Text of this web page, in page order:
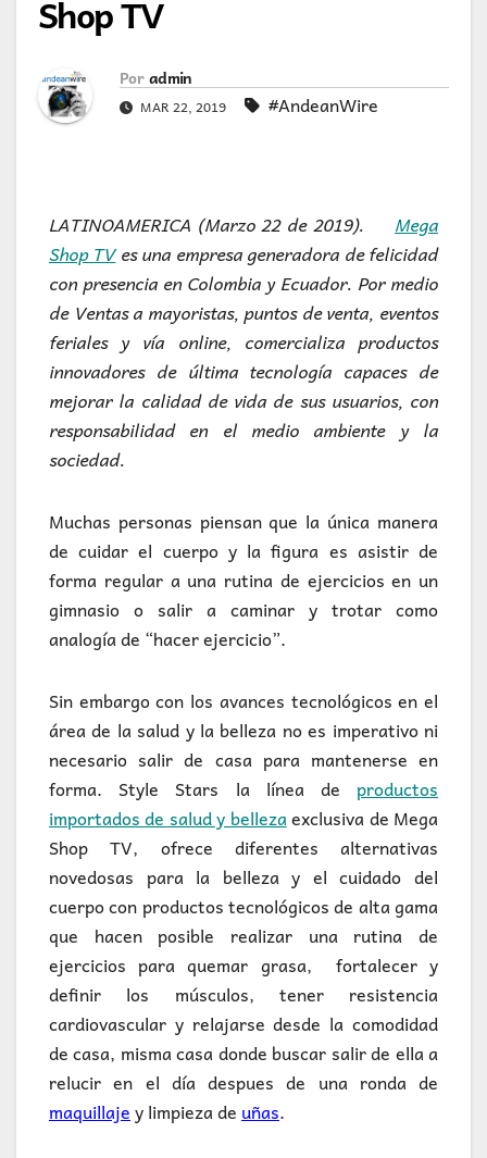
Shop TV
Por admin
MAR 22, 2019 #AndeanWire
LATINOAMERICA (Marzo 22 de 2019). Mega
Shop TVes una empresa generadora de felicidad
con presencia en Colombia y Ecuador. Por medio
de Ventas a mayoristas, puntos de venta, eventos
feriales y vía online, comercializa productos
innovadores de última tecnología capaces de
mejorar la calidad de vida de sus usuarios, con
responsabilidad en el medio ambiente y la
sociedad.
Muchas personas piensan que la única manera
de cuidar el cuerpo y la figura es asistir de
forma regular a una rutina de ejercicios en un
gimnasio o salir a caminar y trotar como
analogía de “hacer ejercicio”.
Sin embargo con los avances tecnológicos en el
área de la salud y la belleza no es imperativo ni
necesario salir de casa para mantenerse en
forma. Style Stars la línea de productos
importados de salud y bellezaexclusiva de Mega
Shop TV, ofrece diferentes alternativas
novedosas para la belleza y el cuidado del
cuerpo con productos tecnológicos de alta gama
que hacen posible realizar una rutina de
ejercicios para quemar grasa, fortalecer y
definir los músculos, tener resistencia
cardiovascular y relajarse desde la comodidad
de casa, misma casa donde buscar salir de ella a
relucir en el día despues de una ronda de
maquillajey limpieza de uñas.